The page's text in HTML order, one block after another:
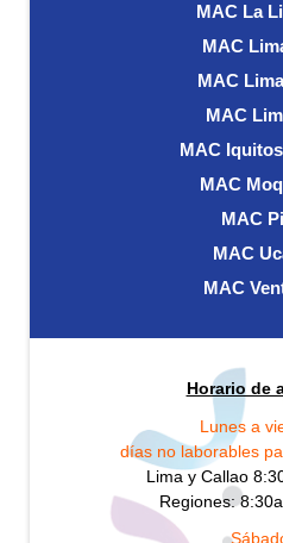
MAC La
MAC
MAC
MAC
MAC
MAC
MAC
MAC
MAC
Horario de
Lunes a
días no laborables
Lima y Callao
Regiones: